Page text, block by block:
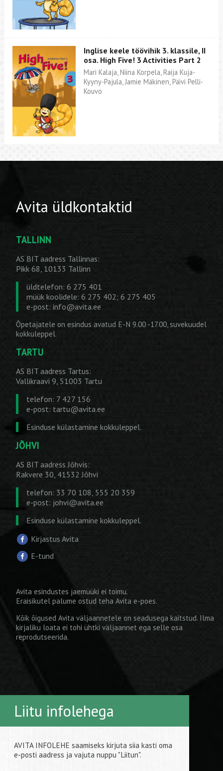
Inglise keele töövihik 3. klassile, II
osa. High Five! 3 Activities Part 2
Mari Kalaja, Niina Korpela, Raija Kuja-
Kyyny-Pajula, Jamie Mäkinen, Päivi Pelli-
Kouvo
Avita üldkontaktid
TALLINN
AS BIT aadress Tallinnas:
Pikk 68, 10133 Tallinn
üldtelefon: 6 275 401
müük koolidele: 6 275 402; 6 275 405
e-post: info@avita.ee
Õpetajatele on esindus avatud E-N 9.00 -17.00, suvekuudel
kokkuleppel.
TARTU
AS BIT aadress Tartus:
Vallikraavi 9, 51003 Tartu
telefon: 7 427 156
e-post: tartu@avita.ee
Esinduse külastamine kokkuleppel.
JÕHVI
AS BIT aadress Jõhvis:
Rakvere 30, 41532 Jõhvi
telefon: 33 70 108, 555 20 359
e-post: johvi@avita.ee
Esinduse külastamine kokkuleppel.
Kirjastus Avita
E-tund
Avita esindustes jaemüüki ei toimu.
Eraisikutel palume ostud teha Avita e-poes.
Kõik õigused Avita väljaannetele on seadusega kaitstud. Ilma
kirjaliku loata ei tohi ühtki väljaannet ega selle osa
reprodutseerida.
Liitu infolehega
AVITA INFOLEHE saamiseks kirjuta siia kasti oma
e-posti aadress ja vajuta nuppu "Liitun".